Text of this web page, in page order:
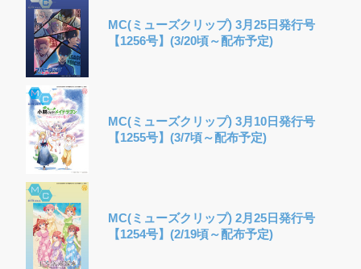
MC(ミューズクリップ) 3月25日発行号
【1256号】(3/20頃～配布予定)
MC(ミューズクリップ) 3月10日発行号
【1255号】(3/7頃～配布予定)
MC(ミューズクリップ) 2月25日発行号
【1254号】(2/19頃～配布予定)